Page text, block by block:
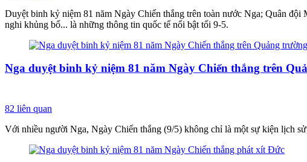
Duyệt binh kỷ niệm 81 năm Ngày Chiến thắng trên toàn nước Nga; Quân
nghi khủng bố... là những thông tin quốc tế nổi bật tối 9-5.
Nga duyệt binh kỷ niệm 81 năm Ngày Chiến thắng trên
82 liên quan
Với nhiều người Nga, Ngày Chiến thắng (9/5) không chỉ là một sự kiện lịch